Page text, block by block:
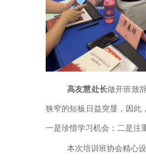
高友慧处长做开班致
狭窄的短板日益突显，因此
一是珍惜学习机会；二是注
本次培训班协会精心